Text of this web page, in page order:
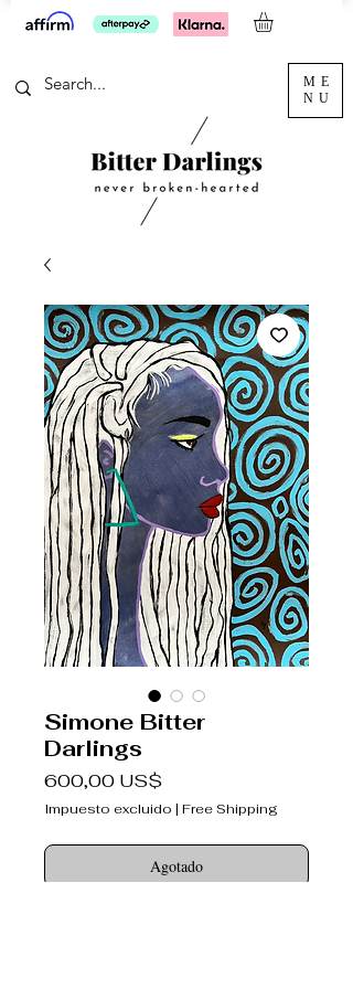
ME
NU
Simone Bitter
Darlings
600,00 US$
Impuesto excluido | Free Shipping
Agotado